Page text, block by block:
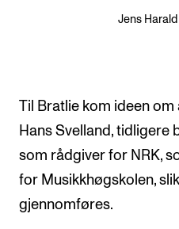
Jens
Til Bratlie kom ideen
Hans Svelland, tidligere
som rådgiver for NRK,
for Musikkhøgskolen,
gjennomføres.